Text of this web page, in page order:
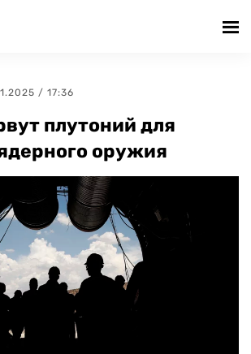
/ 17:36
плутоний для
оружия